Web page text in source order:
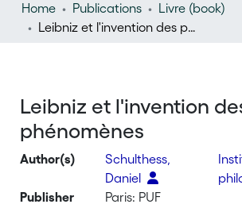
Home Publications
Livre (book)
Leibniz et l'invention des phénomènes
Leibniz et l'invention
phénomènes
Author(s)
Schulthess,
Daniel
Publisher
Paris: PUF